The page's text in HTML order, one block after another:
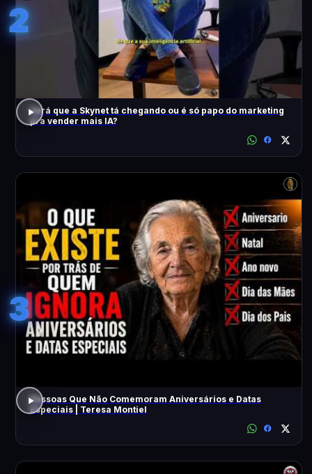
2
Será que a Skynet tá chegando ou é só papo do marketing
pra vender mais IA?
3
Pessoas Que Não Comemoram Aniversários e Datas
Especiais | Teresa Montiel